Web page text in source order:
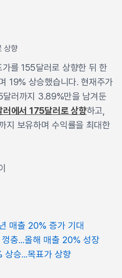
상향
를 155달러로 상향한 뒤 한
19% 상승했습니다. 현재주가
러까지 3.89%만을 남겨둔
에서 175달러로 상향하고,
지 보유하며 수익률을 최대한
매출 20% 증가 기대
충...올해 매출 20% 성장
상승...목표가 상향